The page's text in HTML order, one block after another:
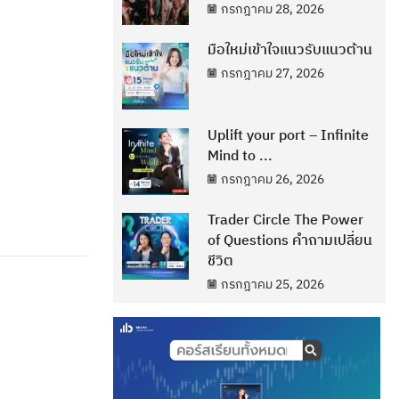
กรกฎาคม 28, 2026
มือใหม่เข้าใจแนวรับแนวต้าน
กรกฎาคม 27, 2026
Uplift your port – Infinite
Mind to ...
กรกฎาคม 26, 2026
Trader Circle The Power
of Questions คำถามเปลี่ยน
ชีวิต
กรกฎาคม 25, 2026